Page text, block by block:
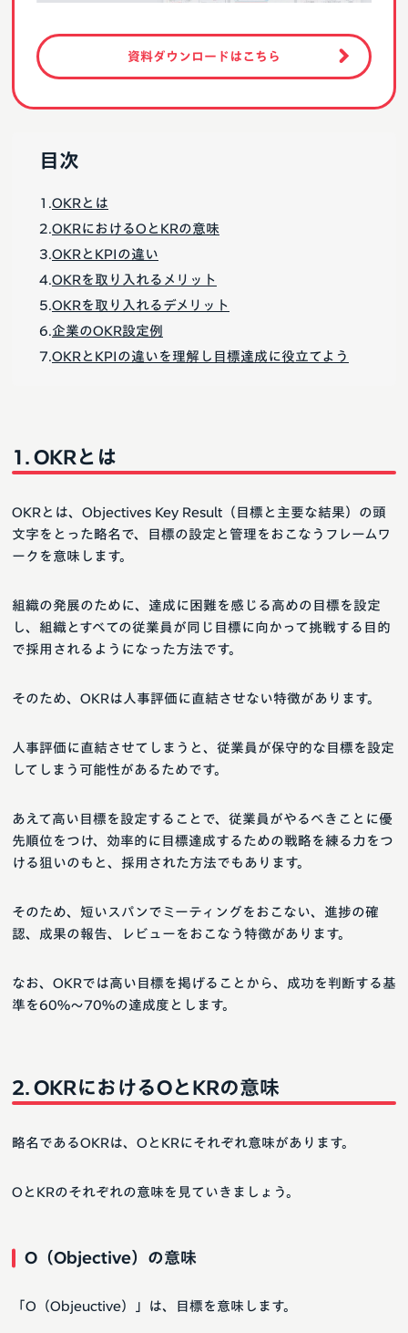
資料ダウンロードはこちら
目次
OKRとは
OKRにおけるOとKRの意味
OKRとKPIの違い
OKRを取り入れるメリット
OKRを取り入れるデメリット
企業のOKR設定例
OKRとKPIの違いを理解し目標達成に役立てよう
OKRとは
OKRとは、Objectives Key Result（目標と主要な結果）の頭
文字をとった略名で、目標の設定と管理をおこなうフレームワ
ークを意味します。
組織の発展のために、達成に困難を感じる高めの目標を設定
し、組織とすべての従業員が同じ目標に向かって挑戦する目的
で採用されるようになった方法です。
そのため、OKRは人事評価に直結させない特徴があります。
人事評価に直結させてしまうと、従業員が保守的な目標を設定
してしまう可能性があるためです。
あえて高い目標を設定することで、従業員がやるべきことに優
先順位をつけ、効率的に目標達成するための戦略を練る力をつ
ける狙いのもと、採用された方法でもあります。
そのため、短いスパンでミーティングをおこない、進捗の確
認、成果の報告、レビューをおこなう特徴があります。
なお、OKRでは高い目標を掲げることから、成功を判断する基
準を60%〜70%の達成度とします。
OKRにおけるOとKRの意味
略名であるOKRは、OとKRにそれぞれ意味があります。
OとKRのそれぞれの意味を見ていきましょう。
O（Objective）の意味
「O（Objeuctive）」は、目標を意味します。